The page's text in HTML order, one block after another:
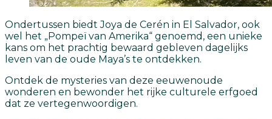
Ondertussen biedt Joya de Cerén in El Salvador, ook
wel het „Pompeï van Amerika“ genoemd, een unieke
kans om het prachtig bewaard gebleven dagelijks
leven van de oude Maya’s te ontdekken.
Ontdek de mysteries van deze eeuwenoude
wonderen en bewonder het rijke culturele erfgoed
dat ze vertegenwoordigen.